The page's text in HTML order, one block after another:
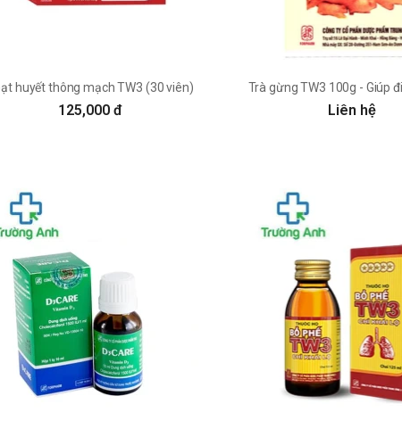
huyết thông mạch TW3 (30 viên)
125,000 đ
Trà gừng TW3 100g - Giúp
Liên hệ